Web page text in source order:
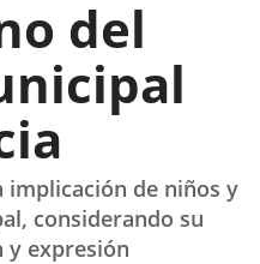
del
implicación de niños y
considerando su
y expresión